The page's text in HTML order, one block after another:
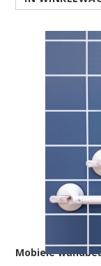
Mobiele